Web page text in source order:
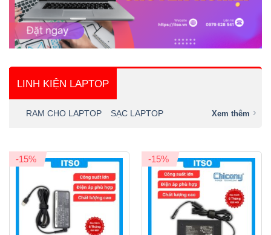
LINH KIỆN LAPTOP
RAM CHO LAPTOP SẠC LAPTOP Xem thêm
-15% -15%